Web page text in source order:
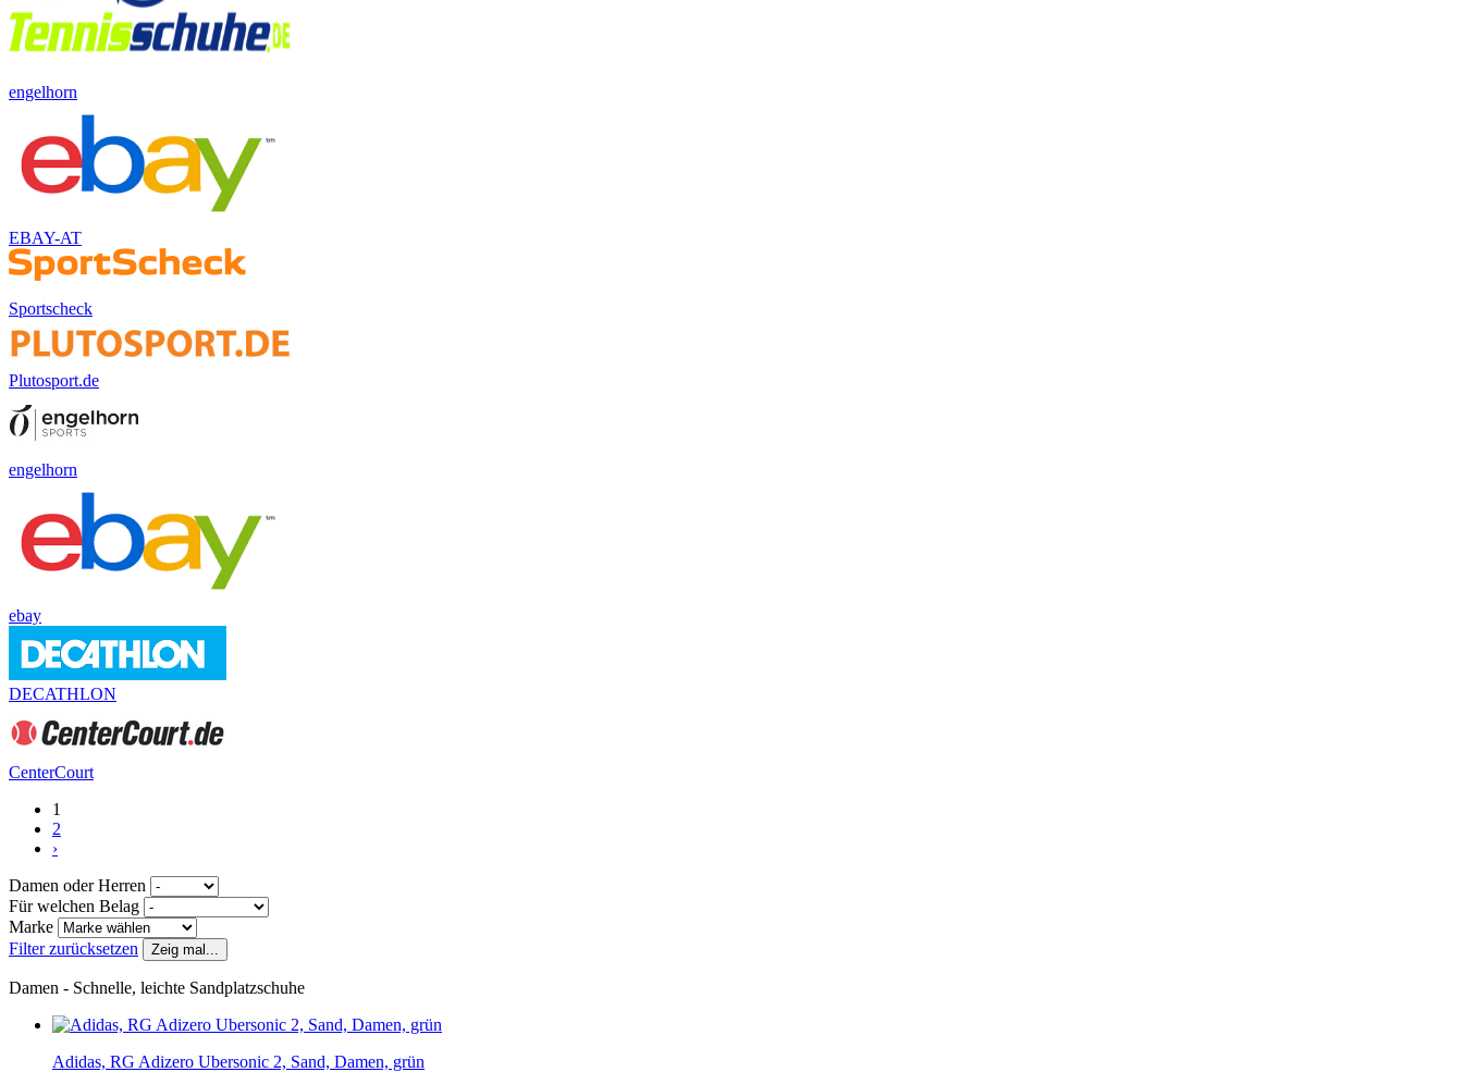
engelhorn
EBAY-AT
Sportscheck
Plutosport.de
engelhorn
ebay
DECATHLON
CenterCourt
1
2
›
Damen oder Herren
Für welchen Belag
Marke
Filter zurücksetzen
Zeig mal...
Damen - Schnelle, leichte Sandplatzschuhe
Adidas, RG Adizero Ubersonic 2, Sand, Damen, grün